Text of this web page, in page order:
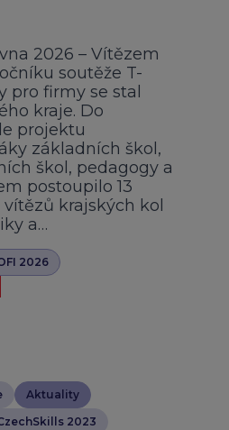
2026 – Vítězem
soutěže T-
pro firmy se stal
kraje. Do
projektu
základních škol,
škol, pedagogy a
postoupilo 13
krajských kol
a…
2026
Aktuality
2023